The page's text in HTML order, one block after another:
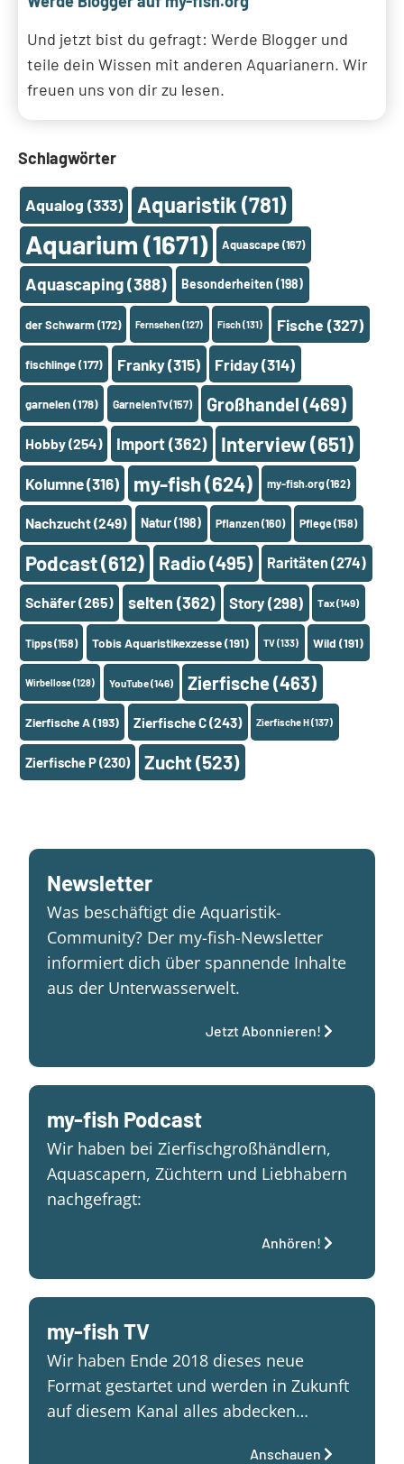
Und jetzt bist du gefragt: Werde Blogger und
teile dein Wissen mit anderen Aquarianern. Wir
freuen uns von dir zu lesen.
Schlagwörter
Aqualog (333) Aquaristik (781)
Aquarium (1671) Aquascape(167)
Aquascaping(388) Besonderheiten (198)
der Schwarm(172) Fernsehen(127) Fisch(131) Fische (327)
fischlinge(177) Franky(315) Friday(314)
garnelen(178) GarnelenTv(157) Großhandel (469)
Hobby(254) Import(362) Interview(651)
Kolumne(316) my-fish(624) my-fish.org(162)
Nachzucht(249) Natur(198) Pflanzen(160) Pflege(158)
Podcast(612) Radio(495) Raritäten (274)
Schäfer(265) selten (362) Story (298) Tax(149)
Tipps(158) Tobis Aquaristikexzesse(191) TV(133) Wild (191)
Wirbellose(128) YouTube(146) Zierfische(463)
Zierfische A(193) Zierfische C(243) Zierfische H(137)
Zierfische P(230) Zucht(523)
Newsletter
Was beschäftigt die Aquaristik-
Community? Der my-fish-Newsletter
informiert dich über spannende Inhalte
aus der Unterwasserwelt.
Jetzt Abonnieren!
my-fish Podcast
Wir haben bei Zierfischgroßhändlern,
Aquascapern, Züchtern und Liebhabern
nachgefragt:
Anhören!
my-fish TV
Wir haben Ende 2018 dieses neue
Format gestartet und werden in Zukunft
auf diesem Kanal alles abdecken…
Anschauen